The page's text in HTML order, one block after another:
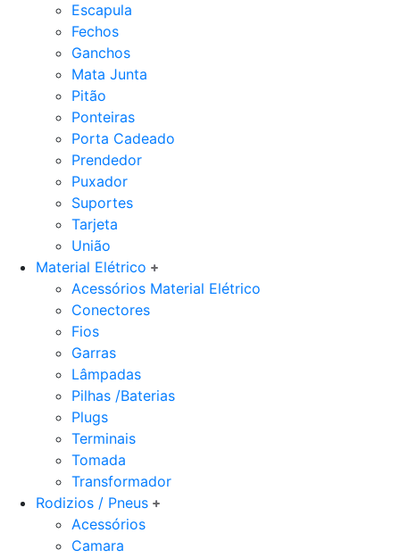
Escapula
Fechos
Ganchos
Mata Junta
Pitão
Ponteiras
Porta Cadeado
Prendedor
Puxador
Suportes
Tarjeta
União
Material Elétrico
Acessórios Material Elétrico
Conectores
Fios
Garras
Lâmpadas
Pilhas /Baterias
Plugs
Terminais
Tomada
Transformador
Rodizios / Pneus
Acessórios
Camara